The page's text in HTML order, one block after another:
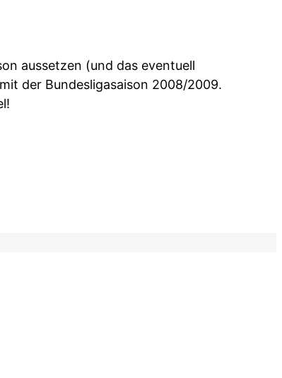
aussetzen (und das eventuell
mit der Bundesligasaison 2008/2009.